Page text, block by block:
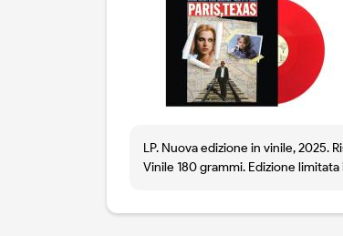
LP. Nuova edizione in vinile, 2025.
Vinile 180 grammi. Edizione limitata